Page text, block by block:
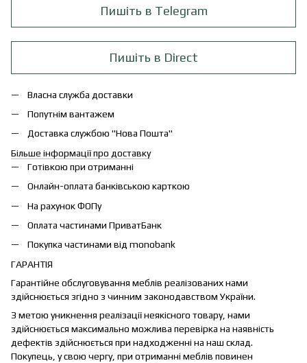
Пишіть в Telegram
Пишіть в Direct
Власна служба доставки
Попутнім вантажем
Доставка службою "Нова Пошта"
Більше інформації про доставку
Готівкою при отриманні
Онлайн-оплата банківською карткою
На рахунок ФОПу
Оплата частинами ПриватБанк
Покупка частинами від monobank
ГАРАНТІЯ
Гарантійне обслуговування меблів реалізованих нами
здійснюється згідно з чинним законодавством України.
З метою уникнення реалізації неякісного товару, нами
здійснюється максимально можлива перевірка на наявність
дефектів здійснюється при надходженні на наш склад.
Покупець, у свою чергу, при отриманні меблів повинен